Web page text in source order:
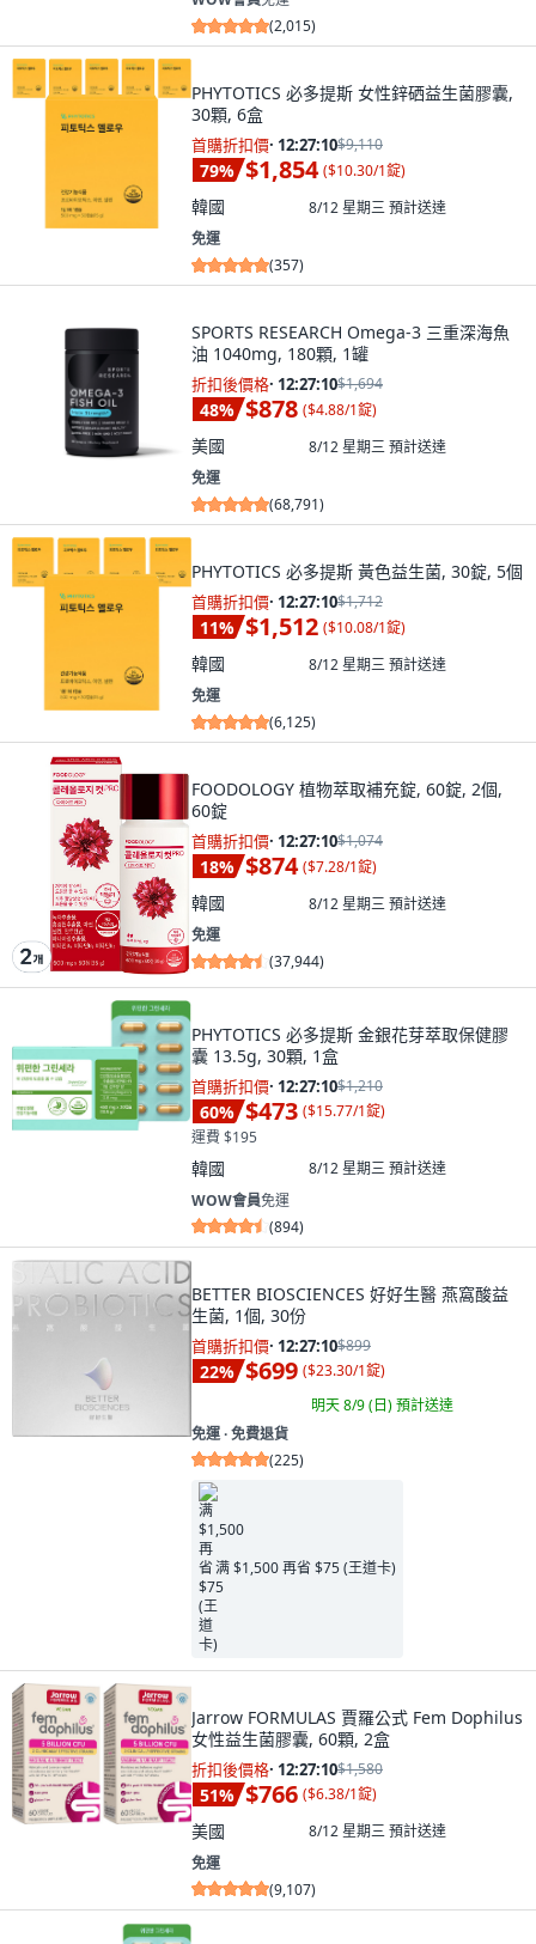
(2,015)
PHYTOTICS 必多提斯 女性鋅硒益生菌膠囊,
30顆, 6盒
首購折扣價· 12:27:09$9,110
79% $1,854 ($10.30/1錠)
韓國 8/12 星期三預計送達
免運
(357)
SPORTS RESEARCH Omega-3 三重深海魚
油 1040mg, 180顆, 1罐
折扣後價格· 12:27:09$1,694
48% $878 ($4.88/1錠)
美國 8/12 星期三預計送達
免運
(68,791)
PHYTOTICS 必多提斯 黃色益生菌, 30錠, 5個
首購折扣價· 12:27:09$1,712
11% $1,512 ($10.08/1錠)
韓國 8/12 星期三預計送達
免運
(6,125)
FOODOLOGY 植物萃取補充錠, 60錠, 2個,
60錠
首購折扣價· 12:27:09$1,074
18% $874 ($7.28/1錠)
韓國 8/12 星期三預計送達
免運
(37,944)
PHYTOTICS 必多提斯 金銀花芽萃取保健膠
囊 13.5g, 30顆, 1盒
首購折扣價· 12:27:09$1,210
60% $473 ($15.77/1錠)
運費 $195
韓國 8/12 星期三預計送達
WOW會員免運
(894)
BETTER BIOSCIENCES 好好生醫 燕窩酸益
生菌, 1個, 30份
首購折扣價· 12:27:09$899
22% $699 ($23.30/1錠)
明天 8/9 (日)預計送達
免運 ∙ 免費退貨
(225)
满 $1,500 再省 $75 (王道卡)
Jarrow FORMULAS 賈羅公式 Fem Dophilus
女性益生菌膠囊, 60顆, 2盒
折扣後價格· 12:27:09$1,580
51% $766 ($6.38/1錠)
美國 8/12 星期三預計送達
免運
(9,107)